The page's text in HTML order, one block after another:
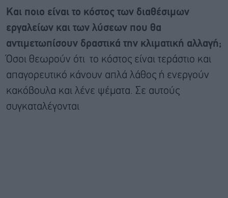
Και ποιο είναι το κόστος των διαθέσιμων
εργαλείων και των λύσεων που θα
αντιμετωπίσουν δραστικά την κλιματική αλλαγή;
Όσοι θεωρούν ότι το κόστος είναι τεράστιο και
απαγορευτικό κάνουν απλά λάθος ή ενεργούν
κακόβουλα και λένε ψέματα. Σε αυτούς
συγκαταλέγονται